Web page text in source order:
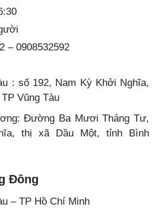
– 0908532592
: số 192, Nam Kỳ Khởi Nghĩa,
Vũng Tàu
Đường Ba Mươi Tháng Tư,
thị xã Dầu Một, tỉnh Bình
Đông
– TP Hồ Chí Minh